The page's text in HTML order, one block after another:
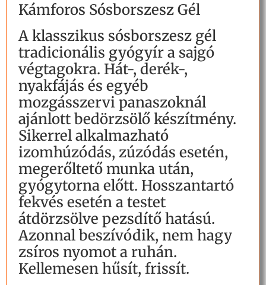
Kámforos Sósborszesz Gél
A klasszikus sósborszesz gél
tradicionális gyógyír a sajgó
végtagokra. Hát-, derék-,
nyakfájás és egyéb
mozgásszervi panaszoknál
ajánlott bedörzsölő készítmény.
Sikerrel alkalmazható
izomhúzódás, zúzódás esetén,
megerőltető munka után,
gyógytorna előtt. Hosszantartó
fekvés esetén a testet
átdörzsölve pezsdítő hatású.
Azonnal beszívódik, nem hagy
zsíros nyomot a ruhán.
Kellemesen hűsít, frissít.